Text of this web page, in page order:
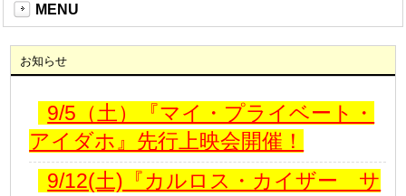
MENU
お知らせ
9/5（土）『マイ・プライベート・
アイダホ』先行上映会開催！
9/12(土)『カルロス・カイザー サ